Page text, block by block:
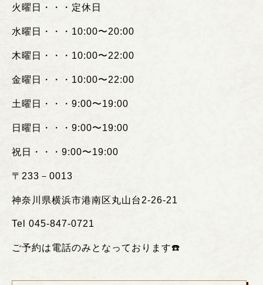
火曜日・・・定休日
水曜日・・・ 10:00〜20:00
木曜日・・・ 10:00〜22:00
金曜日・・・ 10:00〜22:00
土曜日・・・ 9:00〜19:00
日曜日・・・ 9:00〜19:00
祝日・・・ 9:00〜19:00
〒 233 － 0013
神奈川県横浜市港南区丸山台 2-26-21
Tel 045-847-0721
ご予約は電話のみとなっております☎️